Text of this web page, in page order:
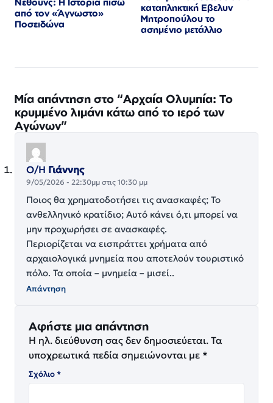
από τον «Άγνωστο»
Ποσειδώνα
καταπληκτική Εβελυν
Μητροπούλου το
ασημένιο μετάλλιο
Μία απάντηση στο “Αρχαία Ολυμπία: Το
κρυμμένο λιμάνι κάτω από το ιερό των
Αγώνων”
Ο/Η Γιάννης
9/05/2026 - 22:30μμ στις 10:30 μμ
Ποιος θα χρηματοδοτήσει τις ανασκαφές; Το
ανθελληνικό κρατίδιο; Αυτό κάνει ό,τι μπορεί να
μην προχωρήσει σε ανασκαφές.
Περιορίζεται να εισπράττει χρήματα από
αρχαιολογικά μνημεία που αποτελούν τουριστικό
πόλο. Τα οποία – μνημεία – μισεί..
Απάντηση
Αφήστε μια απάντηση
Η ηλ. διεύθυνση σας δεν δημοσιεύεται. Τα
υποχρεωτικά πεδία σημειώνονται με *
Σχόλιο*